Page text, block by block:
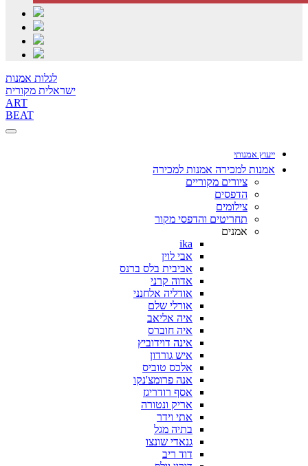
לגלות אמנות
ישראלית מקורית
ART
BEAT
ייעוץ אמנותי
אמנות למכירה אמנות למכירה
ציורים מקוריים
הדפסים
צילומים
תחריטים והדפסי מקור
אמנים
ika
אבי לוין
אביבית בלס ברנס
אדוה קרני
אודליה אלחנני
אורלי שלם
איה אליאב
איה חוברס
אינה דוידוביץ
איש גורדון
אלכס טוביס
אנה פרומצ'נקו
אסף רודריגז
אריק ונטורה
אתי וידר
בתיה מגל
גנאדי שונצו
דוד ריב